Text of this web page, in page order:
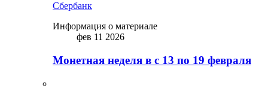
Сбербанк
Информация о материале
фев 11 2026
Монетная неделя в с 13 по 19 февраля